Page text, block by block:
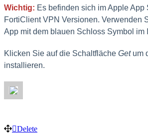
Wichtig: Es befinden sich im Apple App
FortiClient VPN Versionen. Verwenden
App mit dem blauen Schloss Symbol im
Klicken Sie auf die Schaltfläche Getum
installieren.
Delete